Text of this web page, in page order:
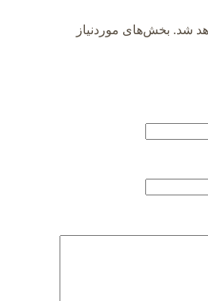
شد. بخش‌های موردنیاز